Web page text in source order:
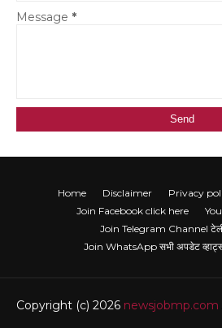
Message *
Home Disclaimer Privacy
Join Facebook click here
Join Telegram Channel
Join WhatsApp सभी अपडेट
Copyright (c) 2026 newsjobmp.com